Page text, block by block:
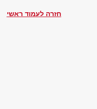
חזרה לעמוד ראשי